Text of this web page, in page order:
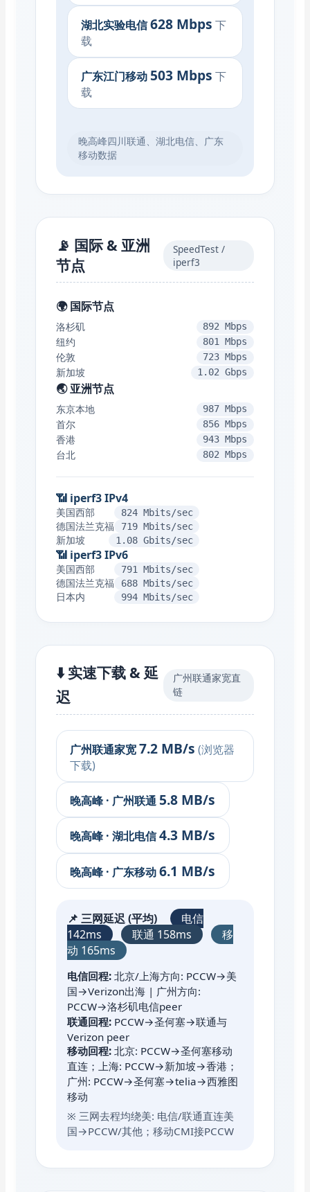
湖北实验电信628 Mbps 下
载
广东江门移动 503 Mbps 下
载
晚高峰四川联通、湖北电信、广东
移动数据
📡 国际 & 亚洲
节点
SpeedTest /
iperf3
🌍 国际节点
洛杉矶 892 Mbps
纽约 801 Mbps
伦敦 723 Mbps
新加坡 1.02 Gbps
🌏 亚洲节点
东京本地 987 Mbps
首尔 856 Mbps
香港 943 Mbps
台北 802 Mbps
📶 iperf3 IPv4
美国西部 824 Mbits/sec
德国法兰克福 719 Mbits/sec
新加坡 1.08 Gbits/sec
📶 iperf3 IPv6
美国西部 791 Mbits/sec
德国法兰克福 688 Mbits/sec
日本内 994 Mbits/sec
⬇️ 实速下载 & 延
迟
广州联通家宽直
链
广州联通家宽7.2 MB/s (浏览器
下载)
晚高峰 · 广州联通 5.8 MB/s
晚高峰 · 湖北电信4.3 MB/s
晚高峰 · 广东移动6.1 MB/s
📌 三网延迟 (平均)
电信
142ms
联通 158ms
移
动 165ms
电信回程: 北京/上海方向: PCCW→美
国→Verizon出海 | 广州方向:
PCCW→洛杉矶电信peer
联通回程: PCCW→圣何塞→联通与
Verizon peer
移动回程: 北京: PCCW→圣何塞移动
直连；上海: PCCW→新加坡→香港；
广州: PCCW→圣何塞→telia→西雅图
移动
※ 三网去程均绕美: 电信/联通直连美
国→PCCW/其他；移动CMI接PCCW